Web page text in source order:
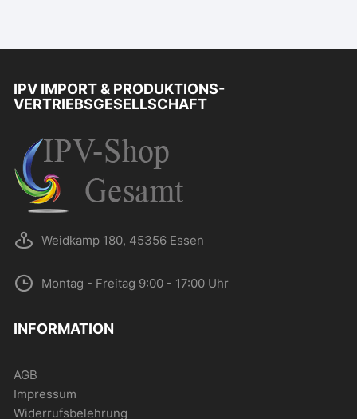
IPV IMPORT & PRODUKTIONS-
VERTRIEBSGESELLSCHAFT
Weidkamp 180, 45356 Essen
Montag - Freitag 9:00 - 17:00 Uhr
INFORMATION
AGB
Impressum
Widerrufsbelehrung